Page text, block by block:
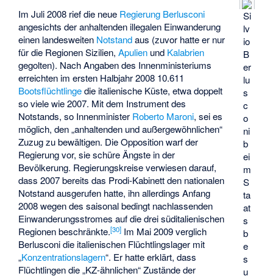
Si
lv
io
B
er
lu
s
c
o
ni
b
ei
m
S
ta
at
s
b
e
s
u
Im Juli 2008 rief die neue Regierung Berlusconi
angesichts der anhaltenden illegalen Einwanderung
einen landesweiten Notstandaus (zuvor hatte er nur
für die Regionen Sizilien,Apulien und Kalabrien
gegolten). Nach Angaben des Innenministeriums
erreichten im ersten Halbjahr 2008 10.611
Bootsflüchtlingedie italienische Küste, etwa doppelt
so viele wie 2007. Mit dem Instrument des
Notstands, so Innenminister Roberto Maroni, sei es
möglich, den „anhaltenden und außergewöhnlichen“
Zuzug zu bewältigen. Die Opposition warf der
Regierung vor, sie schüre Ängste in der
Bevölkerung. Regierungskreise verwiesen darauf,
dass 2007 bereits das Prodi-Kabinett den nationalen
Notstand ausgerufen hatte, ihn allerdings Anfang
2008 wegen des saisonal bedingt nachlassenden
Einwanderungsstromes auf die drei süditalienischen
Regionen beschränkte.[30] Im Mai 2009 verglich
Berlusconi die italienischen Flüchtlingslager mit
„Konzentrationslagern“. Er hatte erklärt, dass
Flüchtlingen die „KZ-ähnlichen“ Zustände der